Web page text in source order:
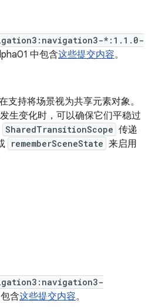
*:1.1.0-
中包含这些提交内容。
支持将场景视为共享元素对象。
生变化时，可以确保它们平稳过
SharedTransitionScope 传递
rememberSceneState 来启用
含这些提交内容。